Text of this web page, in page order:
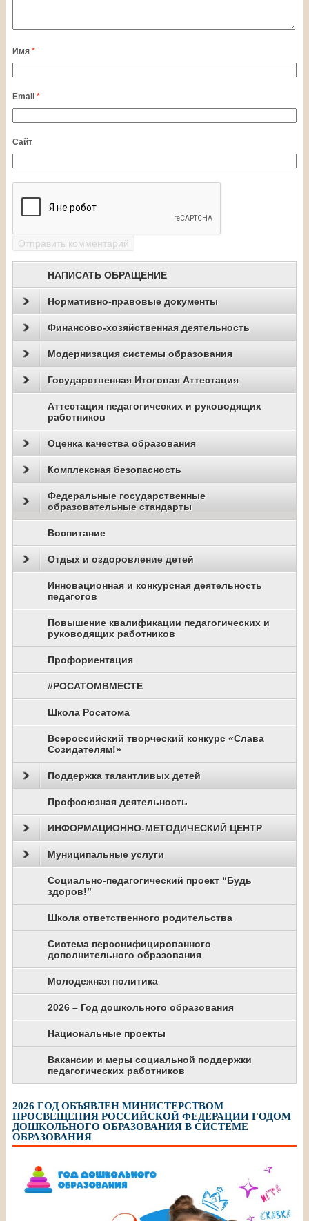
Имя *
Email *
Сайт
НАПИСАТЬ ОБРАЩЕНИЕ
Нормативно-правовые документы
Финансово-хозяйственная деятельность
Модернизация системы образования
Государственная Итоговая Аттестация
Аттестация педагогических и руководящих
работников
Оценка качества образования
Комплексная безопасность
Федеральные государственные
образовательные стандарты
Воспитание
Отдых и оздоровление детей
Инновационная и конкурсная деятельность
педагогов
Повышение квалификации педагогических и
руководящих работников
Профориентация
#РОСАТОМВМЕСТЕ
Школа Росатома
Всероссийский творческий конкурс «Слава
Созидателям!»
Поддержка талантливых детей
Профсоюзная деятельность
ИНФОРМАЦИОННО-МЕТОДИЧЕСКИЙ ЦЕНТР
Муниципальные услуги
Социально-педагогический проект “Будь
здоров!”
Школа ответственного родительства
Система персонифицированного
дополнительного образования
Молодежная политика
2026 – Год дошкольного образования
Национальные проекты
Вакансии и меры социальной поддержки
педагогических работников
2026 ГОД ОБЪЯВЛЕН МИНИСТЕРСТВОМ
ПРОСВЕЩЕНИЯ РОССИЙСКОЙ ФЕДЕРАЦИИ ГОДОМ
ДОШКОЛЬНОГО ОБРАЗОВАНИЯ В СИСТЕМЕ
ОБРАЗОВАНИЯ